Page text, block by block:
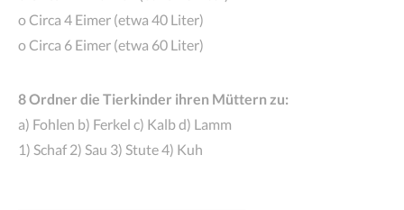
o Circa 4 Eimer (etwa 40 Liter)
o Circa 6 Eimer (etwa 60 Liter)
8 Ordner die Tierkinder ihren Müttern zu:
a) Fohlen b) Ferkel c) Kalb d) Lamm
1) Schaf 2) Sau 3) Stute 4) Kuh